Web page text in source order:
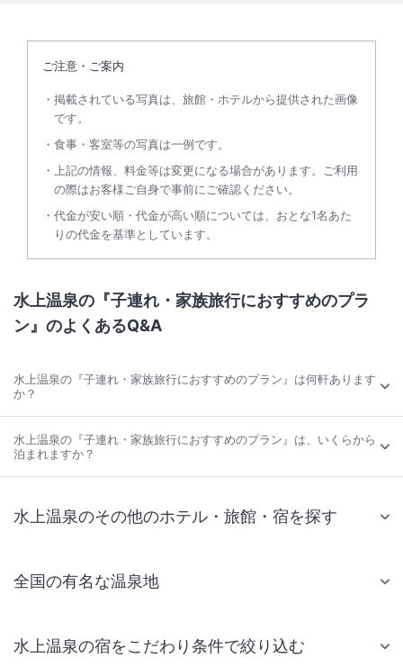
ご注意・ご案内
掲載されている写真は、旅館・ホテルから提供された画像
です。
食事・客室等の写真は一例です。
上記の情報、料金等は変更になる場合があります。ご利用
の際はお客様ご自身で事前にご確認ください。
代金が安い順・代金が高い順については、おとな1名あた
りの代金を基準としています。
水上温泉の『子連れ・家族旅行におすすめのプラ
ン』のよくあるQ&A
水上温泉の『子連れ・家族旅行におすすめのプラン』は何軒あります
か？
水上温泉の『子連れ・家族旅行におすすめのプラン』は、いくらから
泊まれますか？
水上温泉のその他のホテル・旅館・宿を探す
全国の有名な温泉地
水上温泉の宿をこだわり条件で絞り込む